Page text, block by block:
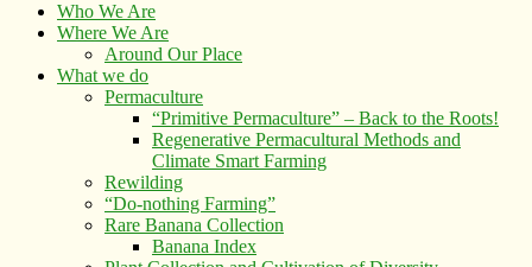
Who We Are
Where We Are
Around Our Place
What we do
Permaculture
“Primitive Permaculture” – Back to the Roots!
Regenerative Permacultural Methods and
Climate Smart Farming
Rewilding
“Do-nothing Farming”
Rare Banana Collection
Banana Index